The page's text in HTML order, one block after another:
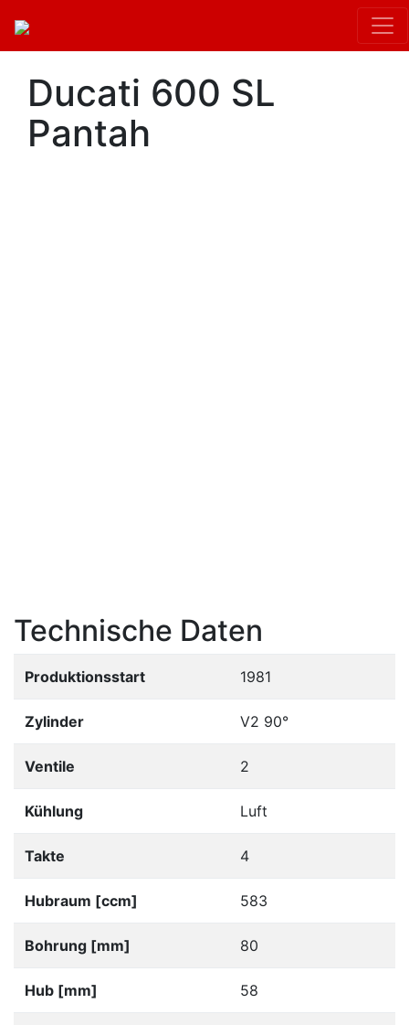
Ducati 600 SL
Pantah
Technische Daten
Produktionsstart 1981
Zylinder V2 90°
Ventile 2
Kühlung Luft
Takte 4
Hubraum [ccm] 583
Bohrung [mm] 80
Hub [mm] 58